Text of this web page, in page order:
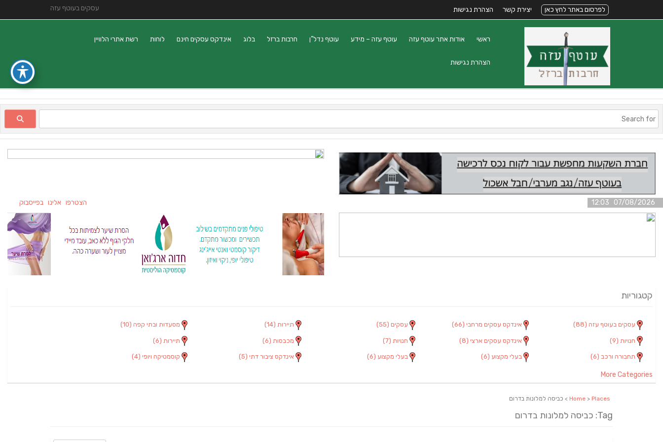
עסקים בעוטף עזה לפרסום באתר לחץ כאן יצירת קשר הצהרת נגישות
ראשי אודות אתר עוטף עזה עוטף עזה – מידע עוטף נדל”ן חרבות ברזל בלוג אינדקס עסקים חינם לוחות רשת אתרי הלוויין
הצהרת נגישות
07/08/2026 12:03 הצטרפו אלינו בפייסבוק
קטגוריות
עסקים בעוטף עזה (88) אינדקס עסקים מרחבי (66) עסקים (55) תיירות (14) מסעדות ובתי קפה (10)
חנויות (9) אינדקס עסקים ארצי (8) חנויות (7) מכבסות (6) תיירות (6)
תחבורה ורכב (6) בעלי מקצוע (6) בעלי מקצוע (6) אינדקס ציבור דתי (5) קוסמטיקה ויופי (4)
More Categories
Home > Places > כביסה למלונות בדרום
Tag: כביסה למלונות בדרום